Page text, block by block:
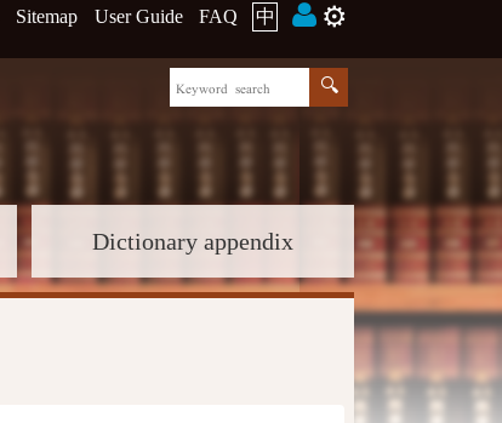
Sitemap User Guide FAQ 中 ⚙️
Dictionary appendix